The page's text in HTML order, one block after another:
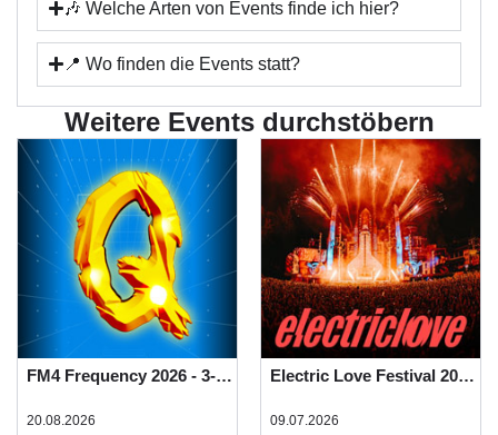
🎶 Welche Arten von Events finde ich hier?
📍 Wo finden die Events statt?
Weitere Events durchstöbern
FM4 Frequency 2026 - 3-Tages-Festivalpass
20.08.2026
Electric Love Festival 2026 - Basic Camping
09.07.2026